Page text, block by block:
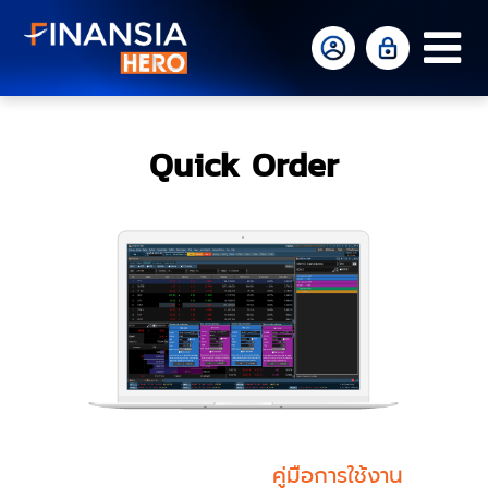
Quick Order
คู่มือการใช้งาน